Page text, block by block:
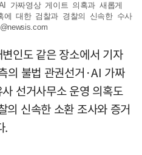
가짜영상 게이트 의혹과 새롭게
에 대한 검찰과 경찰의 신속한 수사
인도 같은 장소에서 기자
의 불법 관권선거·AI 가짜
선거사무소 운영 의혹도
신속한 소환 조사와 증거
.